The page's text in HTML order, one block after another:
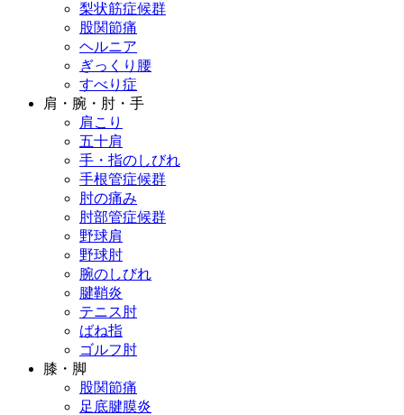
梨状筋症候群
股関節痛
ヘルニア
ぎっくり腰
すべり症
肩・腕・肘・手
肩こり
五十肩
手・指のしびれ
手根管症候群
肘の痛み
肘部管症候群
野球肩
野球肘
腕のしびれ
腱鞘炎
テニス肘
ばね指
ゴルフ肘
膝・脚
股関節痛
足底腱膜炎